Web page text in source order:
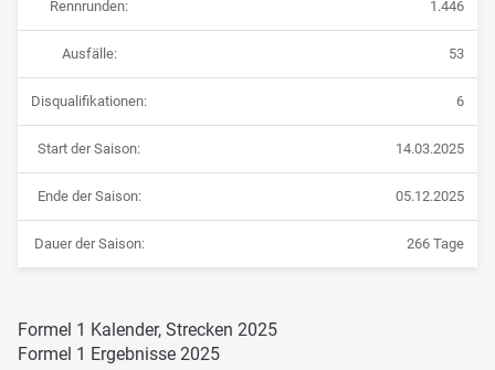
Rennrunden: 1.446
Ausfälle: 53
Disqualifikationen: 6
Start der Saison: 14.03.2025
Ende der Saison: 05.12.2025
Dauer der Saison: 266 Tage
Formel 1 Kalender, Strecken 2025
Formel 1 Ergebnisse 2025